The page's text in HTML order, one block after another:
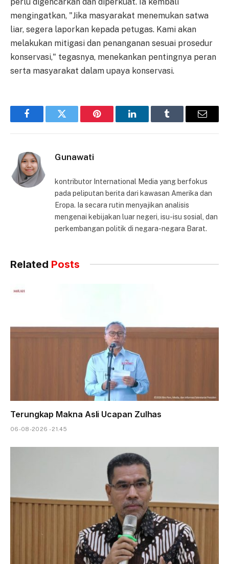
mengingatkan, "Jika masyarakat menemukan satwa
liar, segera laporkan kepada petugas. Kami akan
melakukan mitigasi dan penanganan sesuai prosedur
konservasi," tegasnya, menekankan pentingnya peran
serta masyarakat dalam upaya konservasi.
FacebookTwitter Pinterest LinkedInTumblr Email
Gunawati
kontributor International Media yang berfokus
pada peliputan berita dari kawasan Amerika dan
Eropa. Ia secara rutin menyajikan analisis
mengenai kebijakan luar negeri, isu-isu sosial, dan
perkembangan politik di negara-negara Barat.
Related Posts
Terungkap Makna Asli Ucapan Zulhas
06-08-2026 - 21.45